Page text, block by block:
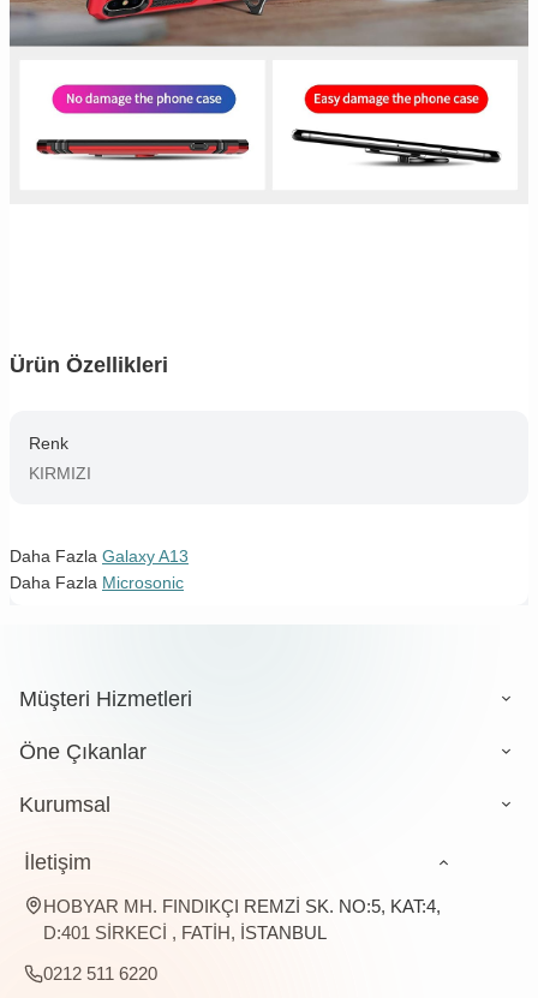
Ürün Özellikleri
Renk
KIRMIZI
Daha Fazla Galaxy A13
Daha Fazla Microsonic
Müşteri Hizmetleri
Öne Çıkanlar
Kurumsal
İletişim
HOBYAR MH. FINDIKÇI REMZİ SK. NO:5, KAT:4,
D:401 SİRKECİ , FATİH, İSTANBUL
0212 511 6220